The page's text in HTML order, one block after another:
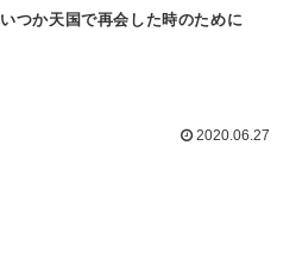
いつか天国で再会した時のために
2020.06.27